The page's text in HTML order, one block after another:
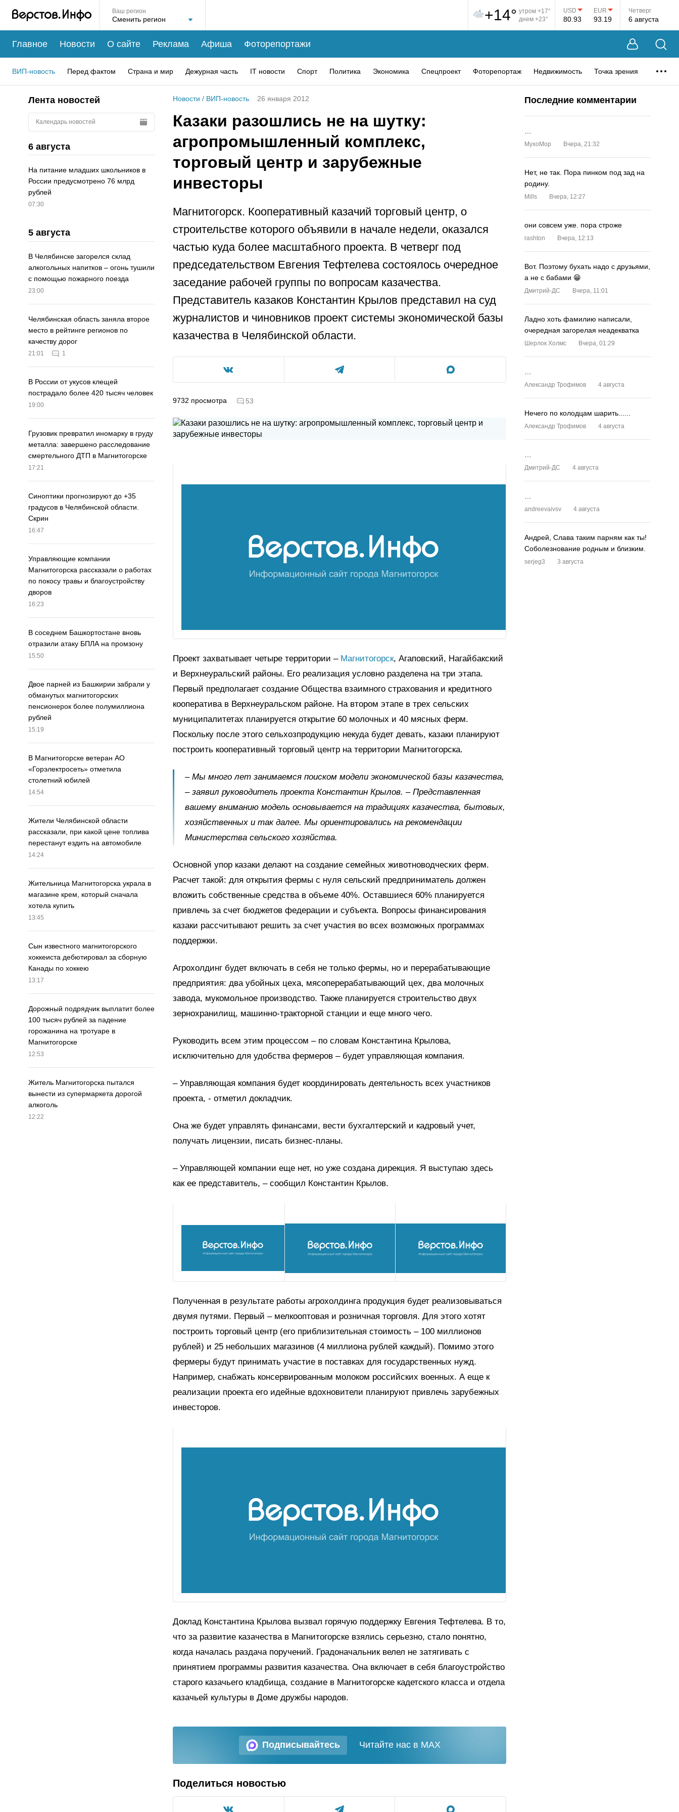
Ваш регион +14° утром +17°
днем +23°
USD
80.93
EUR
93.19
Четверг
6 августа
Главное Новости О сайте Реклама Афиша Фоторепортажи
ВИП-новость Перед фактом Страна и мир Дежурная часть IT новости Спорт Политика Экономика Спецпроект Фоторепортаж Недвижимость Точка зрения
Лента новостей
Календарь новостей
6 августа
На питание младших школьников в
России предусмотрено 76 млрд
рублей
07:30
5 августа
В Челябинске загорелся склад
алкогольных напитков – огонь тушили
с помощью пожарного поезда
23:00
Челябинская область заняла второе
место в рейтинге регионов по
качеству дорог
21:01 1
В России от укусов клещей
пострадало более 420 тысяч человек
19:00
Грузовик превратил иномарку в груду
металла: завершено расследование
смертельного ДТП в Магнитогорске
17:21
Синоптики прогнозируют до +35
градусов в Челябинской области.
Скрин
16:47
Управляющие компании
Магнитогорска рассказали о работах
по покосу травы и благоустройству
дворов
16:23
В соседнем Башкортостане вновь
отразили атаку БПЛА на промзону
15:50
Двое парней из Башкирии забрали у
обманутых магнитогорских
пенсионерок более полумиллиона
рублей
15:19
В Магнитогорске ветеран АО
«Горэлектросеть» отметила
столетний юбилей
14:54
Жители Челябинской области
рассказали, при какой цене топлива
перестанут ездить на автомобиле
14:24
Жительница Магнитогорска украла в
магазине крем, который сначала
хотела купить
13:45
Сын известного магнитогорского
хоккеиста дебютировал за сборную
Канады по хоккею
13:17
Дорожный подрядчик выплатит более
100 тысяч рублей за падение
горожанина на тротуаре в
Магнитогорске
12:53
Житель Магнитогорска пытался
вынести из супермаркета дорогой
алкоголь
12:22
Новости / ВИП-новость 26 января 2012
Казаки разошлись не на шутку:
агропромышленный комплекс,
торговый центр и зарубежные
инвесторы
Магнитогорск. Кооперативный казачий торговый центр, о
строительстве которого объявили в начале недели, оказался
частью куда более масштабного проекта. В четверг под
председательством Евгения Тефтелева состоялось очередное
заседание рабочей группы по вопросам казачества.
Представитель казаков Константин Крылов представил на суд
журналистов и чиновников проект системы экономической базы
казачества в Челябинской области.
9732 просмотра 53
Проект захватывает четыре территории – Магнитогорск, Агаповский, Нагайбакский
и Верхнеуральский районы. Его реализация условно разделена на три этапа.
Первый предполагает создание Общества взаимного страхования и кредитного
кооператива в Верхнеуральском районе. На втором этапе в трех сельских
муниципалитетах планируется открытие 60 молочных и 40 мясных ферм.
Поскольку после этого сельхозпродукцию некуда будет девать, казаки планируют
построить кооперативный торговый центр на территории Магнитогорска.
– Мы много лет занимаемся поиском модели экономической базы казачества,
– заявил руководитель проекта Константин Крылов. – Представленная
вашему вниманию модель основывается на традициях казачества, бытовых,
хозяйственных и так далее. Мы ориентировались на рекомендации
Министерства сельского хозяйства.
Основной упор казаки делают на создание семейных животноводческих ферм.
Расчет такой: для открытия фермы с нуля сельский предприниматель должен
вложить собственные средства в объеме 40%. Оставшиеся 60% планируется
привлечь за счет бюджетов федерации и субъекта. Вопросы финансирования
казаки рассчитывают решить за счет участия во всех возможных программах
поддержки.
Агрохолдинг будет включать в себя не только фермы, но и перерабатывающие
предприятия: два убойных цеха, мясоперерабатывающий цех, два молочных
завода, мукомольное производство. Также планируется строительство двух
зернохранилищ, машинно-тракторной станции и еще много чего.
Руководить всем этим процессом – по словам Константина Крылова,
исключительно для удобства фермеров – будет управляющая компания.
– Управляющая компания будет координировать деятельность всех участников
проекта, - отметил докладчик.
Она же будет управлять финансами, вести бухгалтерский и кадровый учет,
получать лицензии, писать бизнес-планы.
– Управляющей компании еще нет, но уже создана дирекция. Я выступаю здесь
как ее представитель, – сообщил Константин Крылов.
Полученная в результате работы агрохолдинга продукция будет реализовываться
двумя путями. Первый – мелкооптовая и розничная торговля. Для этого хотят
построить торговый центр (его приблизительная стоимость – 100 миллионов
рублей) и 25 небольших магазинов (4 миллиона рублей каждый). Помимо этого
фермеры будут принимать участие в поставках для государственных нужд.
Например, снабжать консервированным молоком российских военных. А еще к
реализации проекта его идейные вдохновители планируют привлечь зарубежных
инвесторов.
Доклад Константина Крылова вызвал горячую поддержку Евгения Тефтелева. В то,
что за развитие казачества в Магнитогорске взялись серьезно, стало понятно,
когда началась раздача поручений. Градоначальник велел не затягивать с
принятием программы развития казачества. Она включает в себя благоустройство
старого казачьего кладбища, создание в Магнитогорске кадетского класса и отдела
казачьей культуры в Доме дружбы народов.
Подписывайтесь Читайте нас в MAX
Поделиться новостью
Последние комментарии
MyxoMop Вчера, 21:32
Нет, не так. Пора пинком под зад на
родину.
Mills Вчера, 12:27
они совсем уже. пора строже
rashton Вчера, 12:13
Вот. Поэтому бухать надо с друзьями,
а не с бабами 😁
Дмитрий-ДС Вчера, 11:01
Ладно хоть фамилию написали,
очередная загорелая неадекватка
Шерлок Холмс Вчера, 01:29
Александр Трофимов 4 августа
Нечего по колодцам шарить......
Александр Трофимов 4 августа
Дмитрий-ДС 4 августа
andreevaivsv 4 августа
Андрей, Слава таким парням как ты!
Соболезнование родным и близким.
serjeg3 3 августа